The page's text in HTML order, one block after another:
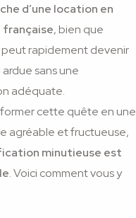
d’une location en
française, bien que
rapidement devenir
sans une
adéquate.
cette quête en une
agréable et fructueuse,
minutieuse est
. Voici comment vous y